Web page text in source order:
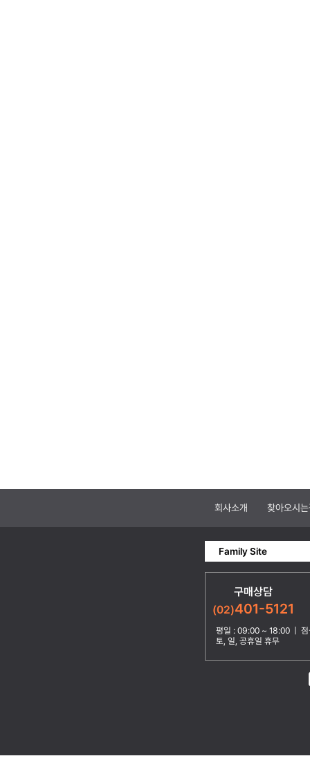
회사소개 찾아오시
Family Site
구매상담
(02)401-5121
평일 : 09:00 ~ 18:00 | 점
토, 일, 공휴일 휴무